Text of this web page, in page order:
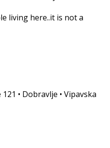
living here..it is not a
• Dobravlje • Vipavska